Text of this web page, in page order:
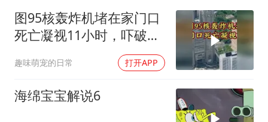
27岁女子成组织卖淫集团主犯被通缉
感觉全东北都在等7号
80后女柜员逆袭成4200亿银行副行长
奋进开新局 实干挑大梁
图95核轰炸机堵在家门口
死亡凝视11小时，吓破胆
趣味萌宠的日常 打开APP
海绵宝宝解说6